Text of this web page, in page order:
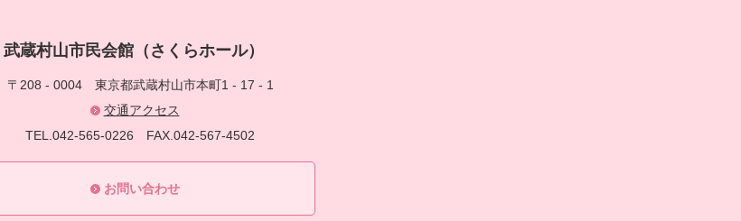
武蔵村山市民会館（さくらホール）
〒208 - 0004 東京都武蔵村山市本町1 - 17 - 1
交通アクセス
TEL.042-565-0226 FAX.042-567-4502
お問い合わせ